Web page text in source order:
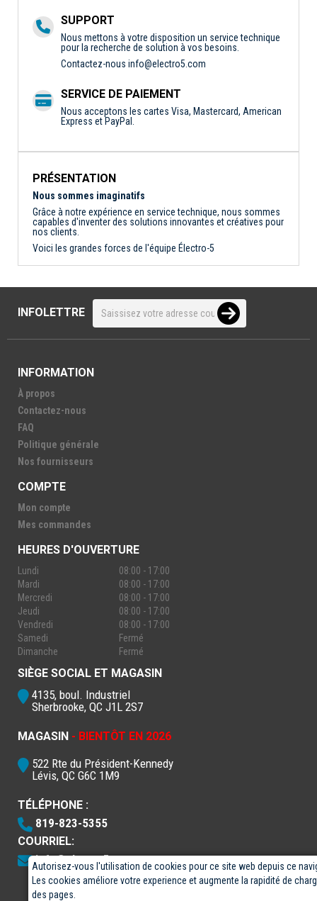
Autorisez-vous l'utilisation de cookies pour ce site web depuis ce
Les cookies améliore votre experience et augmente la rapidité de
des pages.
SUPPORT
Nous mettons à votre disposition un service technique
pour la recherche de solution à vos besoins.
Contactez-nous info@electro5.com
SERVICE DE PAIEMENT
Nous acceptons les cartes Visa, Mastercard, American
Express et PayPal.
PRÉSENTATION
Nous sommes imaginatifs
Grâce à notre expérience en service technique, nous sommes
capables d'inventer des solutions innovantes et créatives pour
nos clients.
Voici les grandes forces de l'équipe Électro-5
INFOLETTRE
INFORMATION
À propos
Contactez-nous
FAQ
Politique générale
Nos fournisseurs
COMPTE
Mon compte
Mes commandes
HEURES D'OUVERTURE
Lundi
08:00 - 17:00
Mardi
08:00 - 17:00
Mercredi
08:00 - 17:00
Jeudi
08:00 - 17:00
Vendredi
08:00 - 17:00
Samedi
Fermé
Dimanche
Fermé
SIÈGE SOCIAL ET MAGASIN
4135, boul. Industriel
Sherbrooke, QC J1L 2S7
MAGASIN - BIENTÔT EN 2026
522 Rte du Président-Kennedy
Lévis, QC G6C 1M9
TÉLÉPHONE :
819-823-5355
COURRIEL:
info@electro5.com